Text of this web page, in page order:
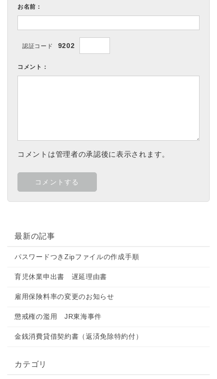
お名前：
認証コード 9202
コメント：
コメントは管理者の承認後に表示されます。
最新の記事
パスワードつきZipファイルの作成手順
育児休業申出書 遅延理由書
雇用保険料率の変更のお知らせ
懲戒権の濫用 JR東海事件
金銭消費貸借契約書（返済免除特約付）
カテゴリ